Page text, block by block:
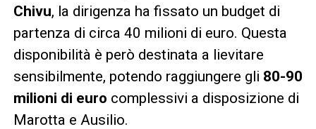
Chivu, la dirigenza ha fissato un budget di
partenza di circa 40 milioni di euro. Questa
disponibilità è però destinata a lievitare
sensibilmente, potendo raggiungere gli 80-90
milioni di euro complessivi a disposizione di
Marotta e Ausilio.